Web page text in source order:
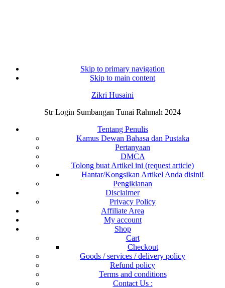
Skip to primary navigation
Skip to main content
Zikri Husaini
Str Login Sumbangan Tunai Rahmah 2024
Tentang Penulis
Kamus Dewan Bahasa dan Pustaka
Pertanyaan
DMCA
Tolong buat Artikel ini (request article)
Hantar/Kongsikan Artikel Anda disini!
Pengiklanan
Disclaimer
Privacy Policy
Affiliate Area
My account
Shop
Cart
Checkout
Goods / services / delivery policy
Refund policy
Terms and conditions
Contact Us :